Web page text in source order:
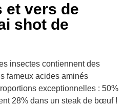
et vers de
shot de
insectes contiennent des
fameux acides aminés
exceptionnelles : 50%
28% dans un steak de bœuf !